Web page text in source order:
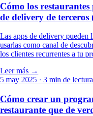
Cómo los
de delivery de terceros
Las apps de delivery pueden
usarlas como canal de
los clientes recurrentes a tu
Leer más →
5 may 2025 · 3 min de lectura
Cómo crear un
restaurante que de